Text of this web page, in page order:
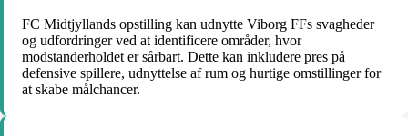
FC Midtjyllands opstilling kan udnytte Viborg FFs svagheder
og udfordringer ved at identificere områder, hvor
modstanderholdet er sårbart. Dette kan inkludere pres på
defensive spillere, udnyttelse af rum og hurtige omstillinger for
at skabe målchancer.